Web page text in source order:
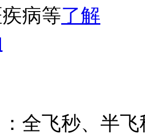
病等了解
全飞秒、半